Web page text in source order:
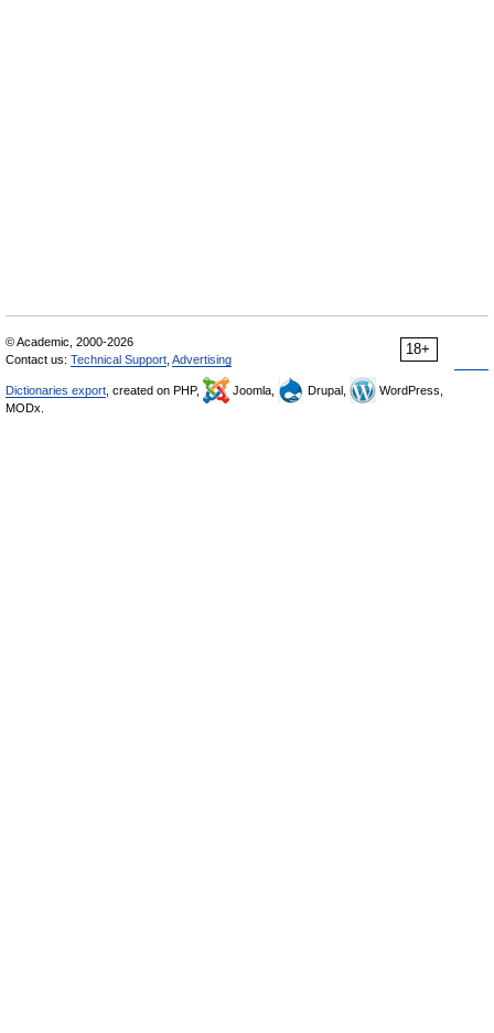
18+
© Academic, 2000-2026
Contact us: Technical Support Advertising
Dictionaries export , created on PHP, Joomla, Drupal,
WordPress,
MODx.